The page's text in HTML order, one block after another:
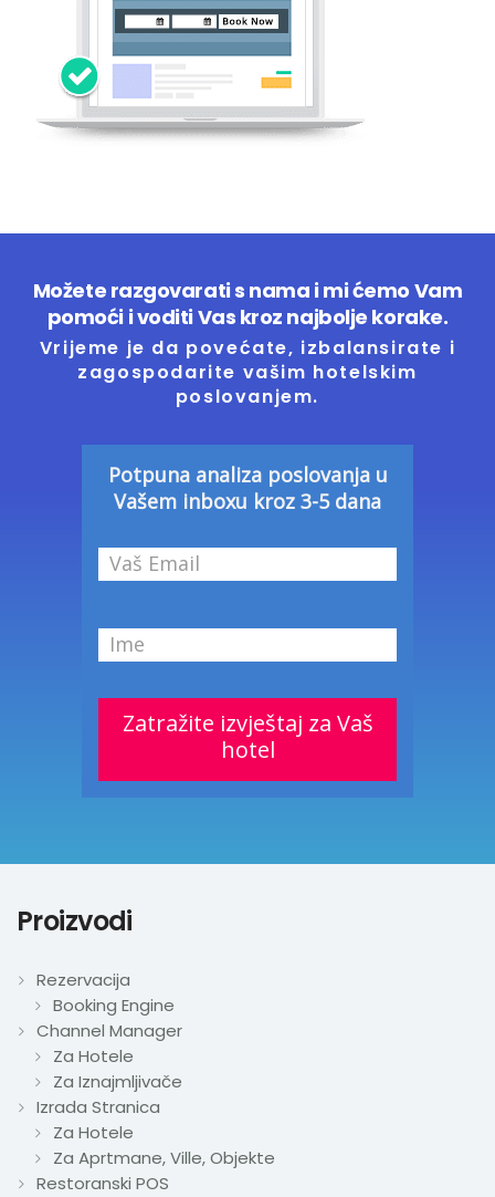
Možete razgovarati s nama i mi ćemo Vam
pomoći i voditi Vas kroz najbolje korake.
Vrijeme je da povećate, izbalansirate i
zagospodarite vašim hotelskim
poslovanjem.
Potpuna analiza poslovanja u
Vašem inboxu kroz 3-5 dana
Zatražite izvještaj za Vaš
hotel
Proizvodi
Rezervacija
Booking Engine
Channel Manager
Za Hotele
Za Iznajmljivače
Izrada Stranica
Za Hotele
Za Aprtmane, Ville, Objekte
Restoranski POS